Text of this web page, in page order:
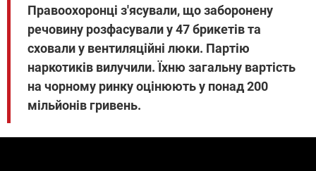
Правоохоронці з'ясували, що заборонену
речовину розфасували у 47 брикетів та
сховали у вентиляційні люки. Партію
наркотиків вилучили. Їхню загальну вартість
на чорному ринку оцінюють у понад 200
мільйонів гривень.